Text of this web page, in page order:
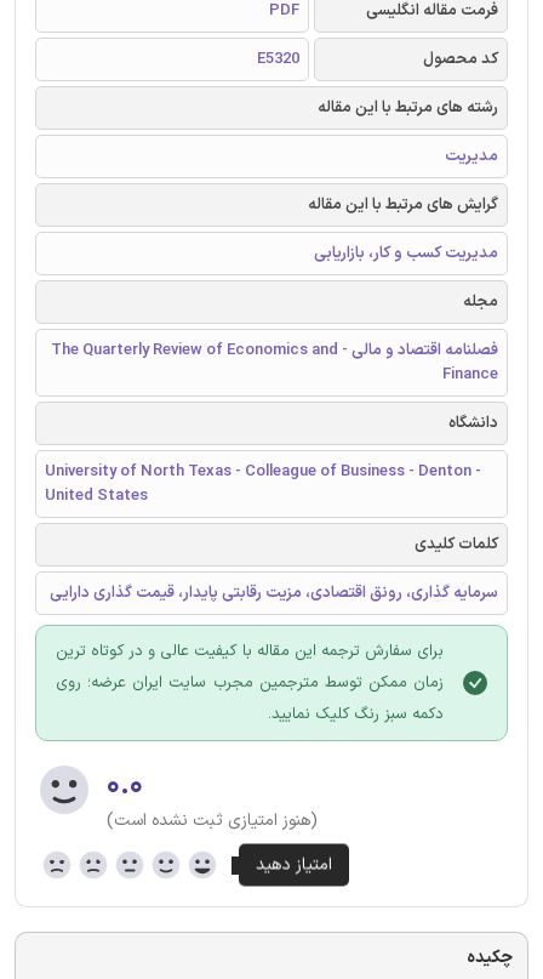
فرمت مقاله انگلیسی
PDF
کد محصول
E5320
رشته های مرتبط با این مقاله
مدیریت
گرایش های مرتبط با این مقاله
مدیریت کسب و کار، بازاریابی
مجله
فصلنامه اقتصاد و مالی - The Quarterly Review of Economics and
Finance
دانشگاه
University of North Texas - Colleague of Business - Denton -
United States
کلمات کلیدی
سرمایه گذاری، رونق اقتصادی، مزیت رقابتی پایدار، قیمت گذاری دارایی
برای سفارش ترجمه این مقاله با کیفیت عالی و در کوتاه ترین
زمان ممکن توسط مترجمین مجرب سایت ایران عرضه؛ روی
دکمه سبز رنگ کلیک نمایید.
۰.۰
(هنوز امتیازی ثبت نشده است)
چکیده